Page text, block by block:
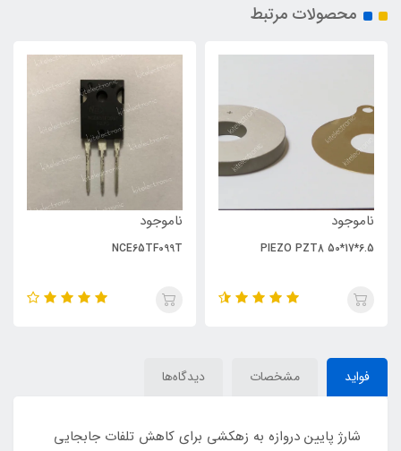
محصولات مرتبط
ناموجود
PIEZO PZT8 50*17*6.5
ناموجود
NCE65TF099T
فواید مشخصات دیدگاه‌ها
شارژ پایین دروازه به زهکشی برای کاهش تلفات جابجایی